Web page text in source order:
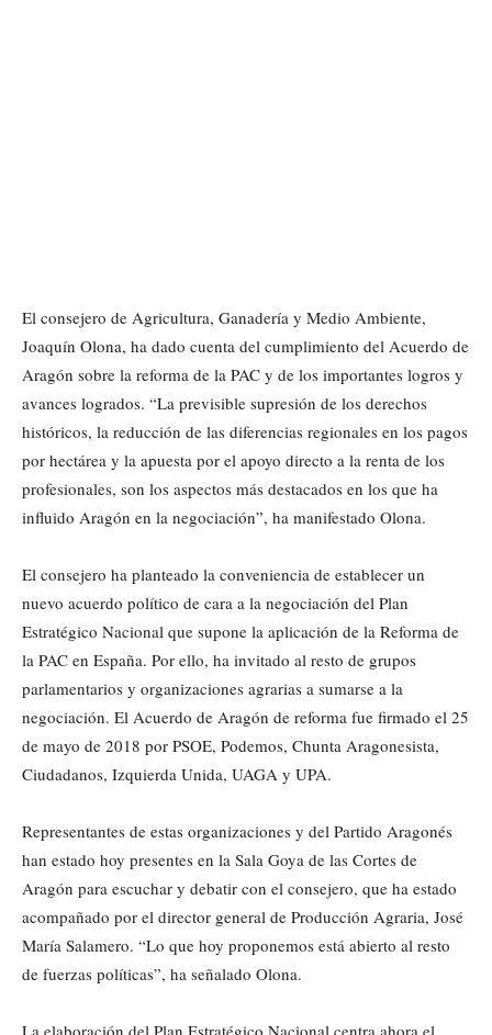
El consejero de Agricultura, Ganadería y Medio Ambiente,
Joaquín Olona, ha dado cuenta del cumplimiento del Acuerdo de
Aragón sobre la reforma de la PAC y de los importantes logros y
avances logrados. “La previsible supresión de los derechos
históricos, la reducción de las diferencias regionales en los pagos
por hectárea y la apuesta por el apoyo directo a la renta de los
profesionales, son los aspectos más destacados en los que ha
influido Aragón en la negociación”, ha manifestado Olona.
El consejero ha planteado la conveniencia de establecer un
nuevo acuerdo político de cara a la negociación del Plan
Estratégico Nacional que supone la aplicación de la Reforma de
la PAC en España. Por ello, ha invitado al resto de grupos
parlamentarios y organizaciones agrarias a sumarse a la
negociación. El Acuerdo de Aragón de reforma fue firmado el 25
de mayo de 2018 por PSOE, Podemos, Chunta Aragonesista,
Ciudadanos, Izquierda Unida, UAGA y UPA.
Representantes de estas organizaciones y del Partido Aragonés
han estado hoy presentes en la Sala Goya de las Cortes de
Aragón para escuchar y debatir con el consejero, que ha estado
acompañado por el director general de Producción Agraria, José
María Salamero. “Lo que hoy proponemos está abierto al resto
de fuerzas políticas”, ha señalado Olona.